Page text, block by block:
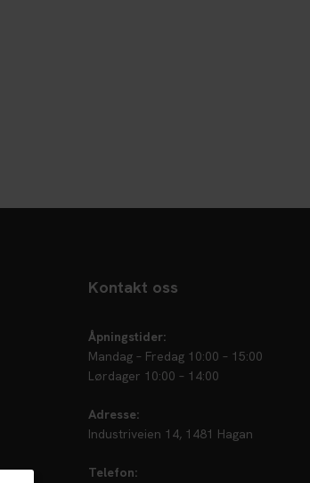
Kontakt oss
Åpningstider:
Mandag – Fredag 10:00 – 15:00
Lørdager 10:00 – 14:00
Adresse:
Industriveien 14, 1481 Hagan
Telefon: